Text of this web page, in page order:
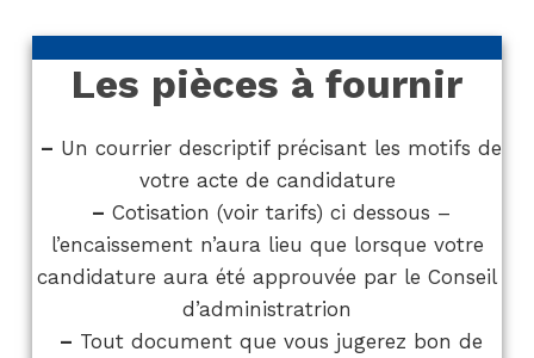
Les pièces à fournir
– Un courrier descriptif précisant les motifs de
votre acte de candidature
– Cotisation (voir tarifs) ci dessous –
l’encaissement n’aura lieu que lorsque votre
candidature aura été approuvée par le Conseil
d’administratrion
– Tout document que vous jugerez bon de